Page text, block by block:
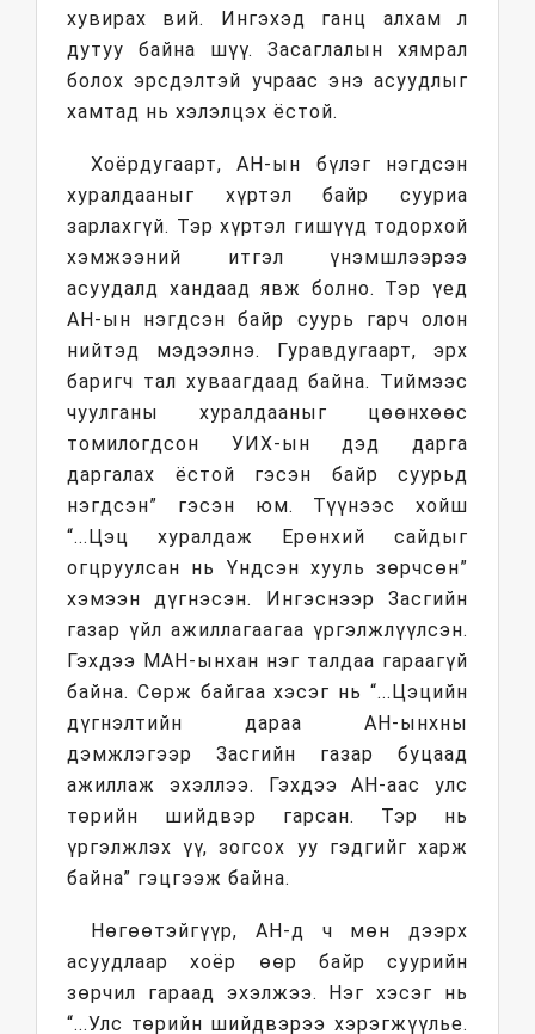
хувирах вий. Ингэхэд ганц алхам л
дутуу байна шүү. Засаглалын хямрал
болох эрсдэлтэй учраас энэ асуудлыг
хамтад нь хэлэлцэх ёстой.
Хоёрдугаарт, АН-ын бүлэг нэгдсэн
хуралдааныг хүртэл байр сууриа
зарлахгүй. Тэр хүртэл гишүүд тодорхой
хэмжээний итгэл үнэмшлээрээ
асуудалд хандаад явж болно. Тэр үед
АН-ын нэгдсэн байр суурь гарч олон
нийтэд мэдээлнэ. Гуравдугаарт, эрх
баригч тал хуваагдаад байна. Тиймээс
чуулганы хуралдааныг цөөнхөөс
томилогдсон УИХ-ын дэд дарга
даргалах ёстой гэсэн байр суурьд
нэгдсэн” гэсэн юм. Түүнээс хойш
“...Цэц хуралдаж Ерөнхий сайдыг
огцруулсан нь Үндсэн хууль зөрчсөн”
хэмээн дүгнэсэн. Ингэснээр Засгийн
газар үйл ажиллагаагаа үргэлжлүүлсэн.
Гэхдээ МАН-ынхан нэг талдаа гараагүй
байна. Сөрж байгаа хэсэг нь “...Цэцийн
дүгнэлтийн дараа АН-ынхны
дэмжлэгээр Засгийн газар буцаад
ажиллаж эхэллээ. Гэхдээ АН-аас улс
төрийн шийдвэр гарсан. Тэр нь
үргэлжлэх үү, зогсох уу гэдгийг харж
байна” гэцгээж байна.
Нөгөөтэйгүүр, АН-д ч мөн дээрх
асуудлаар хоёр өөр байр суурийн
зөрчил гараад эхэлжээ. Нэг хэсэг нь
“...Улс төрийн шийдвэрээ хэрэгжүүлье.